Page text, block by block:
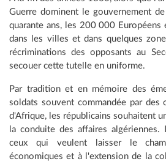
Guerre dominent le gouvernement
quarante ans, les 200 000 Européens
dans les villes et dans quelques
récriminations des opposants au
secouer cette tutelle en uniforme.
Par tradition et en mémoire des
soldats souvent commandée par des
d'Afrique, les républicains souhaitent
la conduite des affaires
ceux qui veulent laisser le
économiques et à l'extension de la